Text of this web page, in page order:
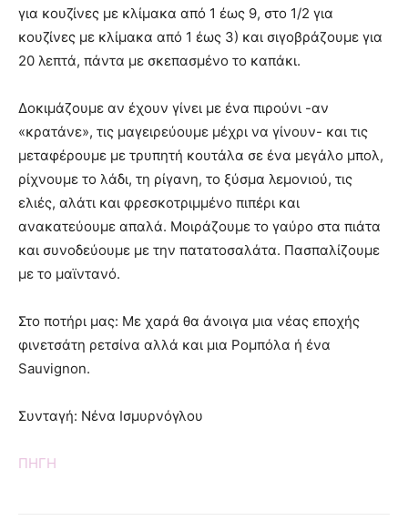
για κουζίνες με κλίμακα από 1 έως 9, στο 1/2 για
κουζίνες με κλίμακα από 1 έως 3) και σιγοβράζουμε για
20 λεπτά, πάντα με σκεπασμένο το καπάκι.
Δοκιμάζουμε αν έχουν γίνει με ένα πιρούνι -αν
«κρατάνε», τις μαγειρεύουμε μέχρι να γίνουν- και τις
μεταφέρουμε με τρυπητή κουτάλα σε ένα μεγάλο μπολ,
ρίχνουμε το λάδι, τη ρίγανη, το ξύσμα λεμονιού, τις
ελιές, αλάτι και φρεσκοτριμμένο πιπέρι και
ανακατεύουμε απαλά. Μοιράζουμε το γαύρο στα πιάτα
και συνοδεύουμε με την πατατοσαλάτα. Πασπαλίζουμε
με το μαϊντανό.
Στο ποτήρι μας: Με χαρά θα άνοιγα μια νέας εποχής
φινετσάτη ρετσίνα αλλά και μια Ρομπόλα ή ένα
Sauvignon.
Συνταγή: Νένα Ισμυρνόγλου
ΠΗΓΗ